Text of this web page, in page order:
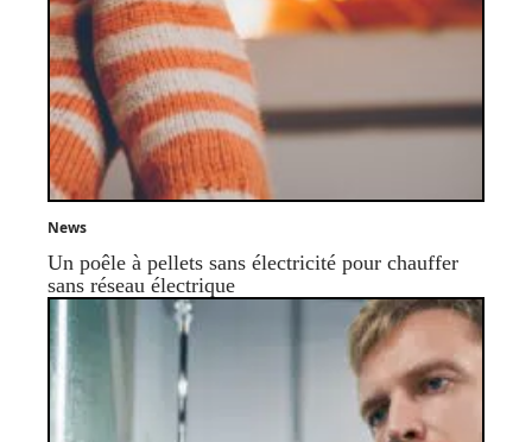
News
Un poêle à pellets sans électricité pour chauffer
sans réseau électrique